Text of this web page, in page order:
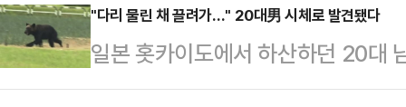
"다리 물린 채 끌려가…" 20대男 시체로 발견됐다
일본 홋카이도에서 하산하던 20대
진 채 발견됐다.18일 NHK 등 현지